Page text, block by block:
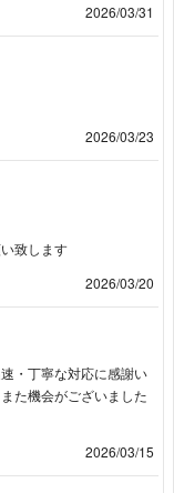
2026/03/31
2026/03/23
致します
2026/03/20
・丁寧な対応に感謝い
た機会がございました
2026/03/15